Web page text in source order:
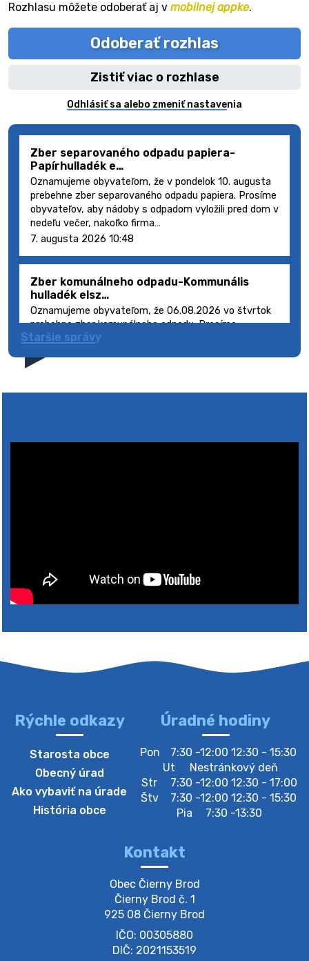
Rozhlasu môžete odoberať aj v mobilnej appke.
Odoberať rozhlas
Zistiť viac o rozhlase
Odhlásiť sa alebo zmeniť nastavenia
Zber separovaného odpadu papiera-
Papírhulladék e…
Oznamujeme obyvateľom, že v pondelok 10. augusta
prebehne zber separovaného odpadu papiera. Prosíme
obyvateľov, aby nádoby s odpadom vyložili pred dom v
nedeľu večer, nakoľko firma…
7. augusta 2026 10:48
Zber komunálneho odpadu-Kommunális
hulladék elsz…
Oznamujeme obyvateľom, že 06.08.2026 vo štvrtok
prebehne zber komunálneho odpadu. Prosíme
obyvateľov, aby smetné nádoby s odpadom vyložili
5. augusta 2026 08:41
4. augusta 2026 10:05
Zberný dvor-Gyűjtőudvar
Oznamujeme obyvateľom, že v stredu 05. augusta
bude zberný dvor zatvorený. Értesítjük a lakosokat,
hogy szerdán augusztus 05-én a gyűjtőudvar zárva
lesz https://ciernybrod.sk?p=214…
Zber separovaného odpadu plastu-
Szeparált műanya…
Oznamujeme obyvateľom, že v stredu 05. augusta
prebehne zber separovaného odpadu plastu. Prosíme
obyvateľov, aby vrecia s odpadom vyložili pred dom už
večer vopred, nakoľko firma F…
Staršie správy
Rýchle odkazy
Starosta obce
Obecný úrad
Ako vybaviť na úrade
História obce
Úradné hodiny
Pon
7:30 -12:00 12:30 - 15:30
Ut
Nestránkový deň
Str
7:30 -12:00 12:30 - 17:00
Štv
7:30 -12:00 12:30 - 15:30
Pia
7:30 -13:30
Kontakt
Obec Čierny Brod
Čierny Brod č. 1
925 08 Čierny Brod
IČO: 00305880
DIČ: 2021153519